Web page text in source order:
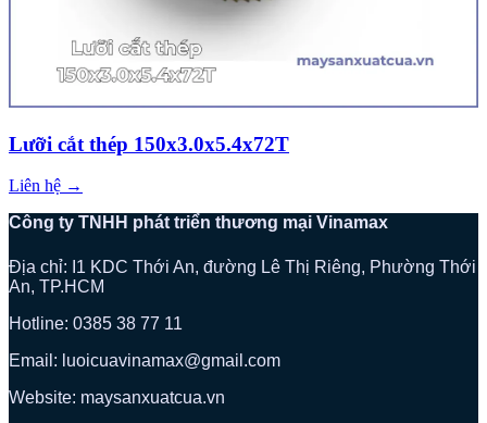
Lưỡi cắt thép 150x3.0x5.4x72T
Liên hệ →
Công ty TNHH phát triển thương mại Vinamax
Địa chỉ: I1 KDC Thới An, đường Lê Thị Riêng, Phường Thới
An, TP.HCM
Hotline: 0385 38 77 11
Email: luoicuavinamax@gmail.com
Website: maysanxuatcua.vn